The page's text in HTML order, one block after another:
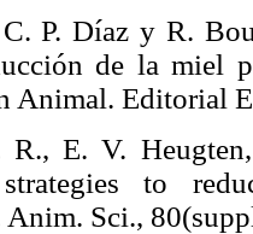
P. Díaz y R.
de la miel
Animal. Editorial
R., E. V.
to
Anim. Sci.,